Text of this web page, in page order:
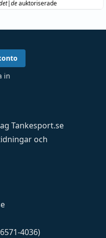
auktoriserade
Tankesport.se
och
4036)
in